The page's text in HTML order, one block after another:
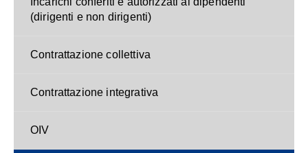
(dirigenti e non dirigenti)
Contrattazione collettiva
Contrattazione integrativa
OIV